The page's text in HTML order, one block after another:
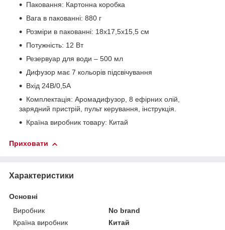
Паковання: Картонна коробка
Вага в пакованні: 880 г
Розміри в пакованні: 18x17,5x15,5 см
Потужність: 12 Вт
Резервуар для води – 500 мл
Дифузор має 7 кольорів підсвічування
Вхід 24В/0,5А
Комплектація: Аромадифузор, 8 ефірних олій,
зарядний пристрій, пульт керування, інструкція.
Країна виробник товару: Китай
Приховати
Характеристики
Основні
Виробник
No brand
Країна виробник
Китай